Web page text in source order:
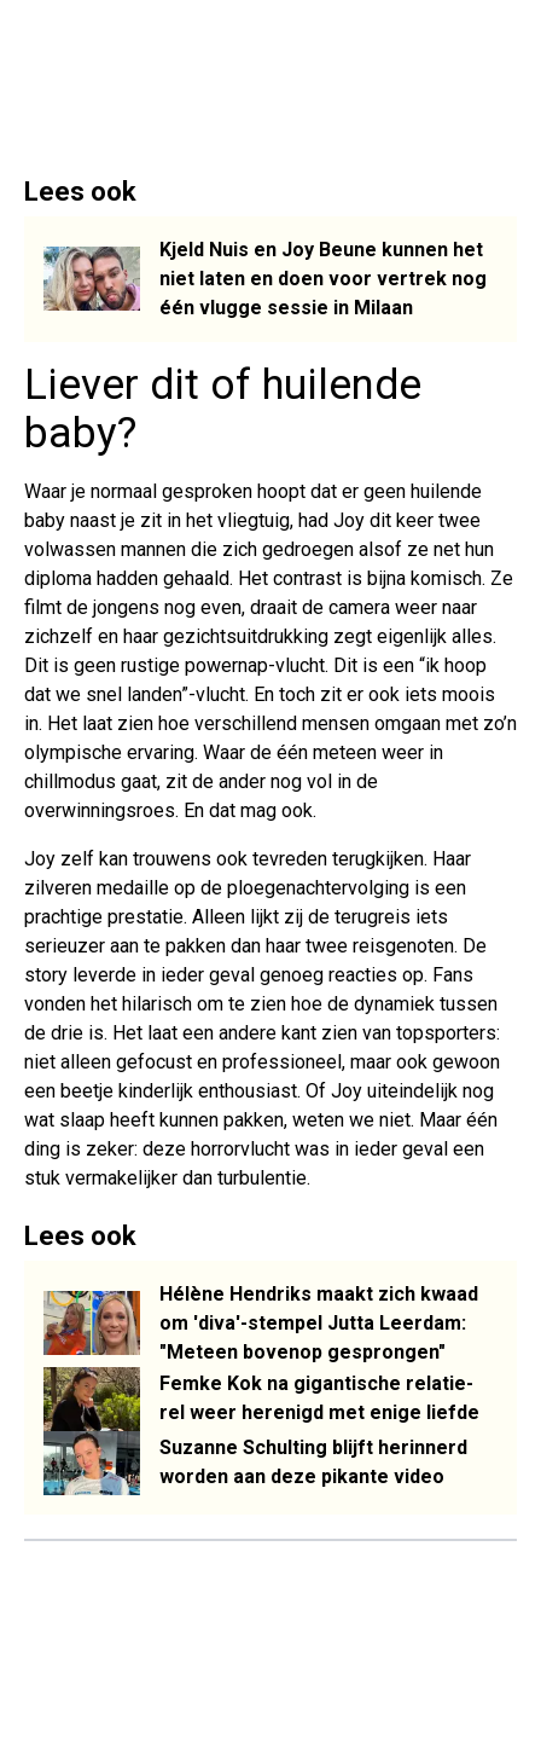
Lees ook
Kjeld Nuis en Joy Beune kunnen het
niet laten en doen voor vertrek nog
één vlugge sessie in Milaan
Liever dit of huilende
baby?
Waar je normaal gesproken hoopt dat er geen huilende
baby naast je zit in het vliegtuig, had Joy dit keer twee
volwassen mannen die zich gedroegen alsof ze net hun
diploma hadden gehaald. Het contrast is bijna komisch. Ze
filmt de jongens nog even, draait de camera weer naar
zichzelf en haar gezichtsuitdrukking zegt eigenlijk alles.
Dit is geen rustige powernap-vlucht. Dit is een “ik hoop
dat we snel landen”-vlucht. En toch zit er ook iets moois
in. Het laat zien hoe verschillend mensen omgaan met zo’n
olympische ervaring. Waar de één meteen weer in
chillmodus gaat, zit de ander nog vol in de
overwinningsroes. En dat mag ook.
Joy zelf kan trouwens ook tevreden terugkijken. Haar
zilveren medaille op de ploegenachtervolging is een
prachtige prestatie. Alleen lijkt zij de terugreis iets
serieuzer aan te pakken dan haar twee reisgenoten. De
story leverde in ieder geval genoeg reacties op. Fans
vonden het hilarisch om te zien hoe de dynamiek tussen
de drie is. Het laat een andere kant zien van topsporters:
niet alleen gefocust en professioneel, maar ook gewoon
een beetje kinderlijk enthousiast. Of Joy uiteindelijk nog
wat slaap heeft kunnen pakken, weten we niet. Maar één
ding is zeker: deze horrorvlucht was in ieder geval een
stuk vermakelijker dan turbulentie.
Lees ook
Hélène Hendriks maakt zich kwaad
om 'diva'-stempel Jutta Leerdam:
"Meteen bovenop gesprongen"
Femke Kok na gigantische relatie-
rel weer herenigd met enige liefde
Suzanne Schulting blijft herinnerd
worden aan deze pikante video